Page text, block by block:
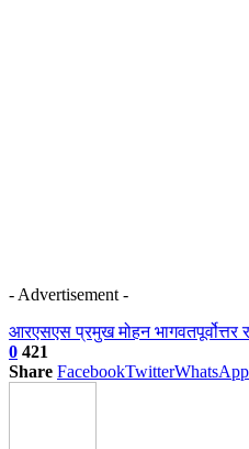
- Advertisement -
आरएसएस प्रमुख मोहन भागवत
0 421
Share FacebookTwitterWhatsApp